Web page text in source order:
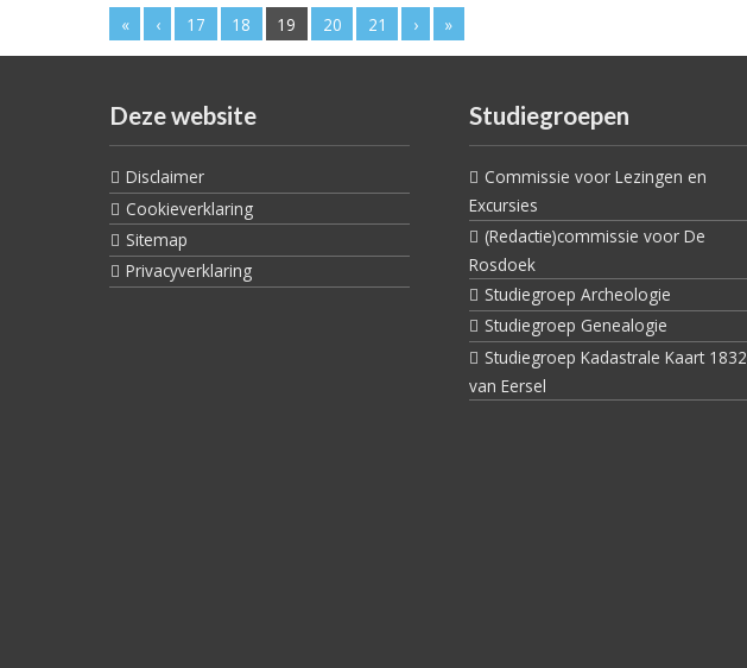
« ‹ 17 18 19 20 21 › »
Deze website
Disclaimer
Cookieverklaring
Sitemap
Privacyverklaring
Studiegroepen
Commissie voor Lezingen en
Excursies
(Redactie)commissie voor De
Rosdoek
Studiegroep Archeologie
Studiegroep Genealogie
Studiegroep Kadastrale Kaart 1832
van Eersel